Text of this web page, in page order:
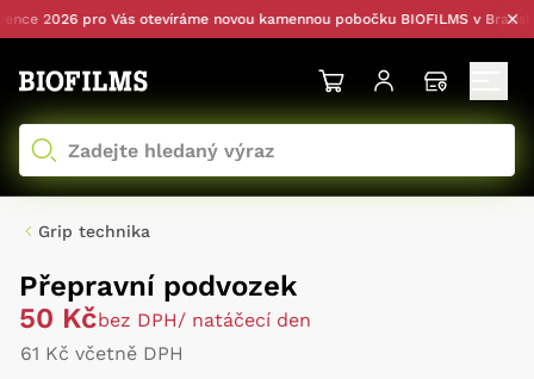
2026 pro Vás otevíráme novou kamennou pobočku BIOFILMS v
Grip technika
Přepravní podvozek
50 Kčbez DPH/ natáčecí den
61 Kč včetně DPH